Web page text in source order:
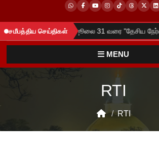
சமீபத்திய செய்திகள்
ஜூலை 27 முதல் ஜூலை 31 வரை "தேசிய நேர்மை
MENU
RTI
/ RTI